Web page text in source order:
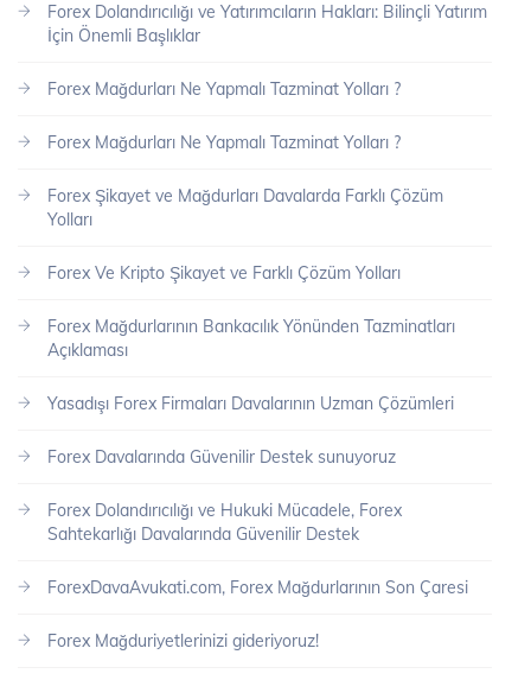
Forex Dolandırıcılığı ve Yatırımcıların Hakları: Bilinçli Yatırım
İçin Önemli Başlıklar
Forex Mağdurları Ne Yapmalı Tazminat Yolları ?
Forex Mağdurları Ne Yapmalı Tazminat Yolları ?
Forex Şikayet ve Mağdurları Davalarda Farklı Çözüm
Yolları
Forex Ve Kripto Şikayet ve Farklı Çözüm Yolları
Forex Mağdurlarının Bankacılık Yönünden Tazminatları
Açıklaması
Yasadışı Forex Firmaları Davalarının Uzman Çözümleri
Forex Davalarında Güvenilir Destek sunuyoruz
Forex Dolandırıcılığı ve Hukuki Mücadele, Forex
Sahtekarlığı Davalarında Güvenilir Destek
ForexDavaAvukati.com, Forex Mağdurlarının Son Çaresi
Forex Mağduriyetlerinizi gideriyoruz!